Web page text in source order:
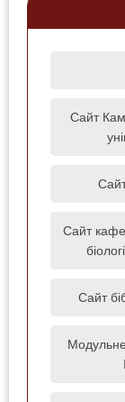
Сайт
Сайт
Сайт